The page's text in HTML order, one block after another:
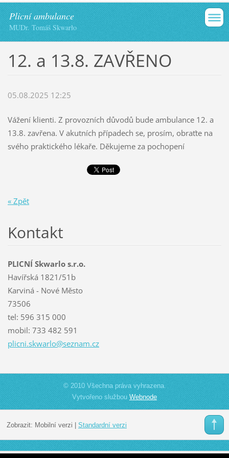
Plicní ambulance
MUDr. Tomáš Skwarło
12. a 13.8. ZAVŘENO
05.08.2025 12:25
Vážení klienti. Z provozních důvodů bude ambulance 12. a
13.8. zavřena. V akutních případech se, prosím, obraťte na
svého praktického lékaře. Děkujeme za pochopení
« Zpět
Kontakt
PLICNÍ Skwarlo s.r.o.
Havířská 1821/51b
Karviná - Nové Město
73506
tel: 596 315 000
mobil: 733 482 591
plicni.skwarlo@seznam.cz
© 2010 Všechna práva vyhrazena.
Vytvořeno službouWebnode
Zobrazit: Mobilní verzi Standardní verzi